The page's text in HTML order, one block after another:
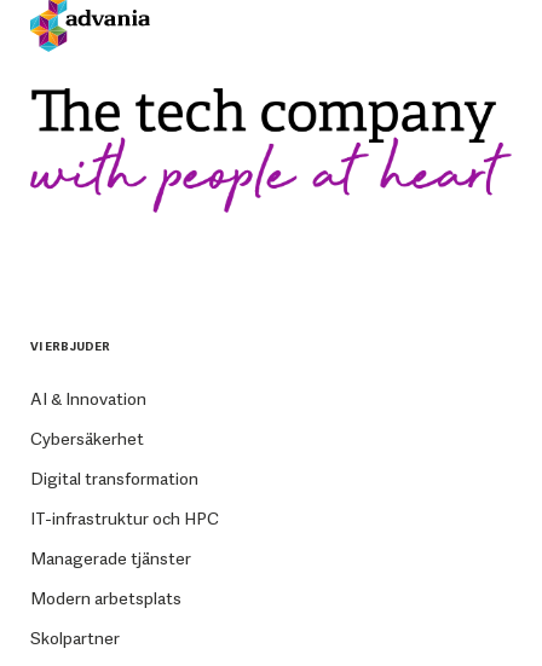
VI ERBJUDER
AI & Innovation
Cybersäkerhet
Digital transformation
IT-infrastruktur och HPC
Managerade tjänster
Modern arbetsplats
Skolpartner